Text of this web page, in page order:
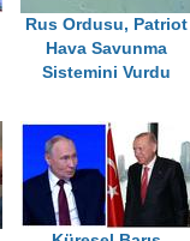
Rus Ordusu, Patriot
Hava Savunma
Sistemini Vurdu